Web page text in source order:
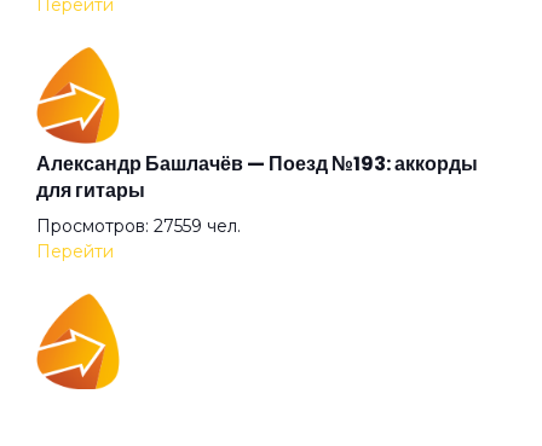
Новый пудель
Ночной гость
Ода ванной комнате
Она была
Перейти
Александр Башлачёв — Поезд №193: аккорды
для гитары
Просмотров: 27559 чел.
Перейти